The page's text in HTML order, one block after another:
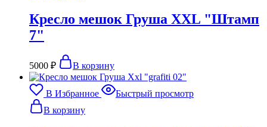
Кресло мешок Груша XXL "Штамп
7"
5000 ₽ В корзину
В Избранное
Быстрый просмотр
В корзину